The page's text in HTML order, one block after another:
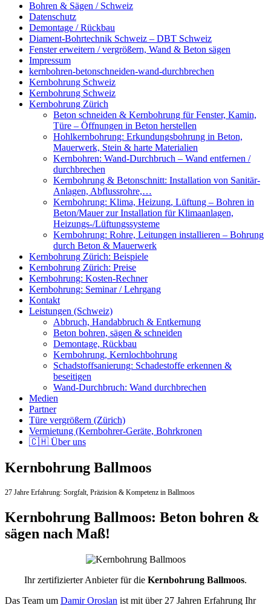
Bohren & Sägen / Schweiz
Datenschutz
Demontage / Rückbau
Diament-Bohrtechnik Schweiz – DBT Schweiz
Fenster erweitern / vergrößern, Wand & Beton sägen
Impressum
kernbohren-betonschneiden-wand-durchbrechen
Kernbohrung Schweiz
Kernbohrung Schweiz
Kernbohrung Zürich
Beton schneiden & Kernbohrung für Fenster, Kamin,
Türe – Öffnungen in Beton herstellen
Hohlkernbohrung: Erkundungsbohrung in Beton,
Mauerwerk, Stein & harte Materialien
Kernbohren: Wand-Durchbruch – Wand entfernen /
durchbrechen
Kernbohrung & Betonschnitt: Installation von Sanitär-
Anlagen, Abflussrohre,…
Kernbohrung: Klima, Heizung, Lüftung – Bohren in
Beton/Mauer zur Installation für Klimaanlagen,
Heizungs-/Lüftungssysteme
Kernbohrung: Rohre, Leitungen installieren – Bohrung
durch Beton & Mauerwerk
Kernbohrung Zürich: Beispiele
Kernbohrung Zürich: Preise
Kernbohrung: Kosten-Rechner
Kernbohrung: Seminar / Lehrgang
Kontakt
Leistungen (Schweiz)
Abbruch, Handabbruch & Entkernung
Beton bohren, sägen & schneiden
Demontage, Rückbau
Kernbohrung, Kernlochbohrung
Schadstoffsanierung: Schadestoffe erkennen &
beseitigen
Wand-Durchbruch: Wand durchbrechen
Medien
Partner
Türe vergrößern (Zürich)
Vermietung (Kernbohrer-Geräte, Bohrkronen
🇨🇭 Über uns
Kernbohrung Ballmoos
27 Jahre Erfahrung: Sorgfalt, Präzision & Kompetenz in Ballmoos
Kernbohrung Ballmoos: Beton bohren &
sägen nach Maß!
Ihr zertifizierter Anbieter für die Kernbohrung Ballmoos.
Das Team um Damir Oroslan ist mit über 27 Jahren Erfahrung Ihr